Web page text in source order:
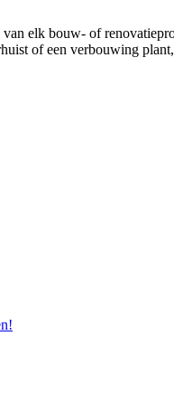
elk bouw- of
of een verbouwing